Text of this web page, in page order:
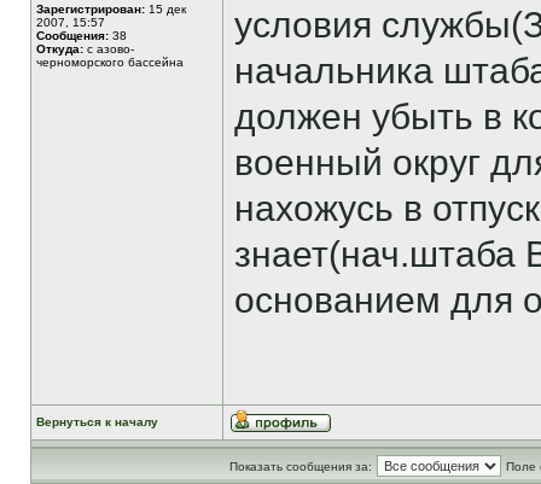
Зарегистрирован: 15 дек
2007, 15:57
Сообщения: 38
Откуда: с азово-
черноморского бассейна
условия
начальника
должен убыть в
военный округ
нахожусь в
знает(нач.штаба
основанием для
Вернуться к началу
Показать сообщения за: Поле